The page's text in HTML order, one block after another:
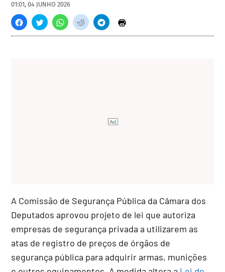
01:01, 04 JUNHO 2026
A Comissão de Segurança Pública da Câmara dos
Deputados aprovou projeto de lei que autoriza
empresas de segurança privada a utilizarem as
atas de registro de preços de órgãos de
segurança pública para adquirir armas, munições